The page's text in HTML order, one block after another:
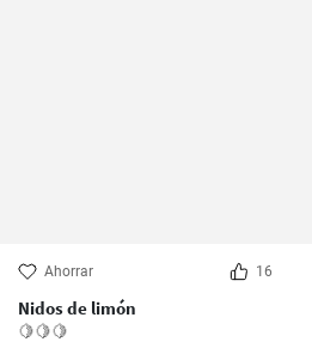
Ahorrar 16
Nidos de limón
🍋🍋🍋